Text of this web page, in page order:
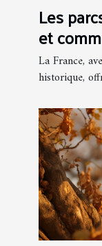
Les
et
groupe
La France,
historique,